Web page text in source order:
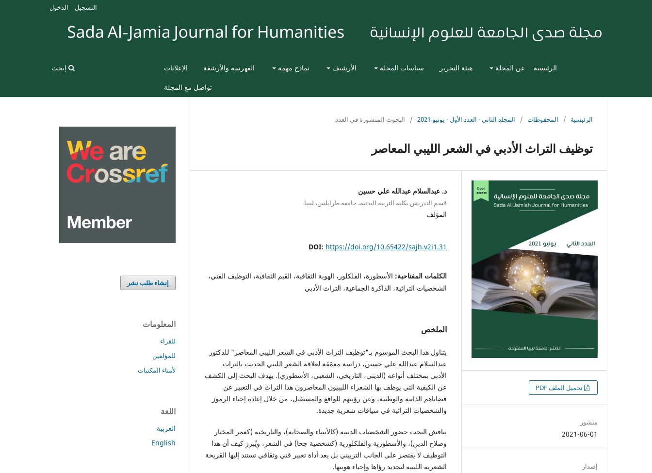
الرئيسية عن المجلة هيئة التحرير سياسات المجلة الأرشيف نماذج مهمة الفهرسة والأرشفة الإعلانات
تواصل مع المجلة
إبحث
التسجيل الدخول
الرئيسية / المحفوظات / المجلد الثاني - العدد الأول - يونيو 2021 / البحوث المنشورة في العدد
توظيف التراث الأدبي في الشعر الليبي المعاصر
د. عبدالسلام عبدالله علي حسين
قسم التدريس بكلية التربية البدنية، جامعة طرابلس، ليبيا
المؤلف
DOI: https://doi.org/10.65422/sajh.v2i1.31
الكلمات المفتاحية: الأسطورة، الفلكلور، الهوية الثقافية، القيم الثقافية، التوظيف الفني،
الشخصيات التراثية، الذاكرة الجماعية، التراث الأدبي
الملخص
يتناول هذا البحث الموسوم بـ"توظيف التراث الأدبي في الشعر الليبي المعاصر" للدكتور
عبدالسلام عبدالله علي حسين، دراسة معمّقة لعلاقة الشعر الليبي الحديث بالتراث
الأدبي بمختلف أنواعه (الديني، التاريخي، الشعبي، الأسطوري). يهدف البحث إلى الكشف
عن الكيفية التي يوظف بها الشعراء الليبيون المعاصرون هذا التراث في التعبير عن
قضاياهم الذاتية والوطنية، وعن رؤيتهم للواقع والمستقبل، من خلال إعادة إحياء الرموز
والشخصيات التراثية في سياقات شعرية جديدة.
يناقش البحث حضور الشخصيات الدينية (كالأنبياء والصحابة)، والتاريخية (كعمر المختار
وصلاح الدين)، والأسطورية والفلكلورية (كشخصية جحا) في الشعر، ويُبرز كيف أن هذا
التوظيف لا يقتصر على الجانب التزييني بل يعد أداة تعبير فني وثقافي تستند إليها القريحة
الشعرية الليبية لتجديد رؤاها وإحياء هويتها.
التنزيلاتتحميل الملف PDF
منشور
2021-06-01
إصدار
إنشاء طلب نشر
المعلومات
للقراء
للمؤلفين
لأمناء المكتبات
اللغة
العربية
English